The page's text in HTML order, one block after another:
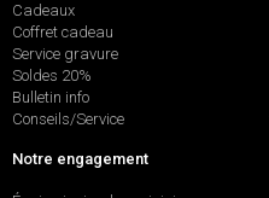
Cadeaux
Coffret cadeau
Service gravure
Soldes 20%
Bulletin info
Conseils/Service
Notre engagement